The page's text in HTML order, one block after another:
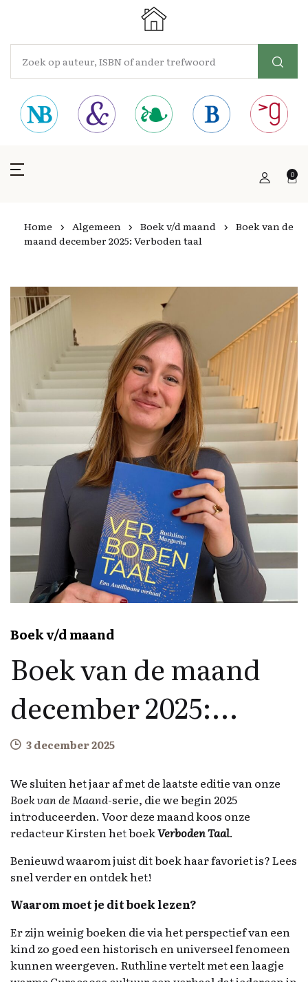
0
Home Algemeen Boek v/d maand
Boek van de
maand december 2025: Verboden taal
Boek v/d maand
Boek van de maand
december 2025:
Verboden taal
3 december 2025
We sluiten het jaar af met de laatste editie van onze
Boek van de Maand-serie, die we begin 2025
introduceerden. Voor deze maand koos onze
redacteur Kirsten het boekVerboden Taal.
Benieuwd waarom juist dit boek haar favoriet is? Lees
snel verder en ontdek het!
Waarom moet je dit boek lezen?
Er zijn weinig boeken die via het perspectief van een
kind zo goed een historisch en universeel fenomeen
kunnen weergeven. Ruthline vertelt met een laagje